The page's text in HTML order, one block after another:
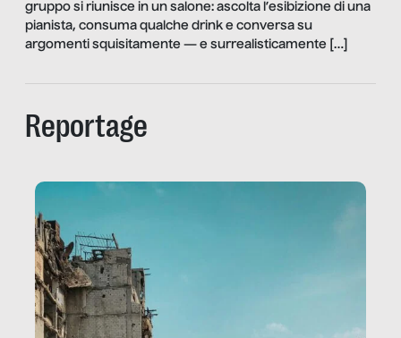
gruppo si riunisce in un salone: ascolta l’esibizione di una
pianista, consuma qualche drink e conversa su
argomenti squisitamente — e surrealisticamente […]
Reportage